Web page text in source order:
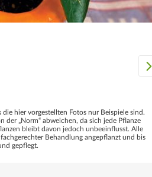
hier vorgestellten Fotos nur Beispiele sind.
der „Norm“ abweichen, da sich jede Pflanze
bleibt davon jedoch unbeeinflusst. Alle
Behandlung angepflanzt und bis
gepflegt.